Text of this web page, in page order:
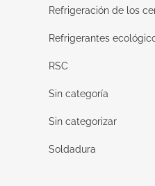
Refrigeración de los
Refrigerantes
RSC
Sin categoría
Sin categorizar
Soldadura